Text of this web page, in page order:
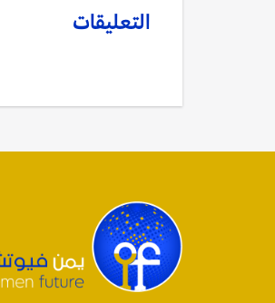
التعليقات